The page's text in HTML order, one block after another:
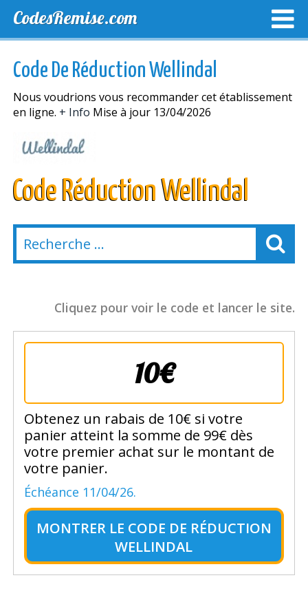
CodesRemise.com
NOUVELLES MAGASINS
Code De Réduction Wellindal
Nous voudrions vous recommander cet établissement
en ligne. + Info Mise à jour 13/04/2026
Code Réduction Wellindal
Cliquez pour voir le code et lancer le site.
10€
Obtenez un rabais de 10€ si votre
panier atteint la somme de 99€ dès
votre premier achat sur le montant de
votre panier.
Échéance 11/04/26.
MONTRER LE CODE DE RÉDUCTION
WELLINDAL